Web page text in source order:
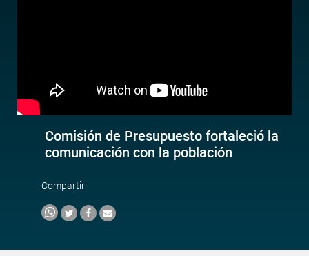
Comisión de Presupuesto fortaleció la
comunicación con la población
Compartir